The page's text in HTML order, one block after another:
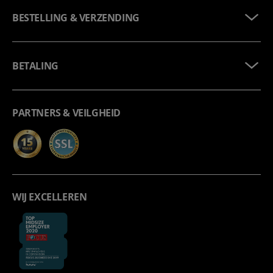
BESTELLING & VERZENDING
BETALING
PARTNERS & VEILGHEID
WIJ EXCELLEREN